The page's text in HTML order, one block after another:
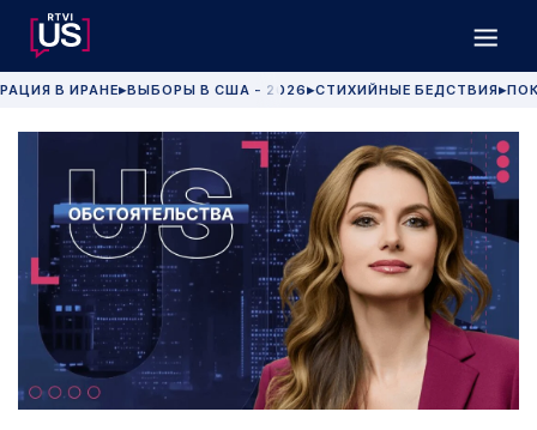
В ИРАНЕ▶ВЫБОРЫ В США - 2026 ▶СТИХИЙНЫЕ БЕДСТВИЯ▶